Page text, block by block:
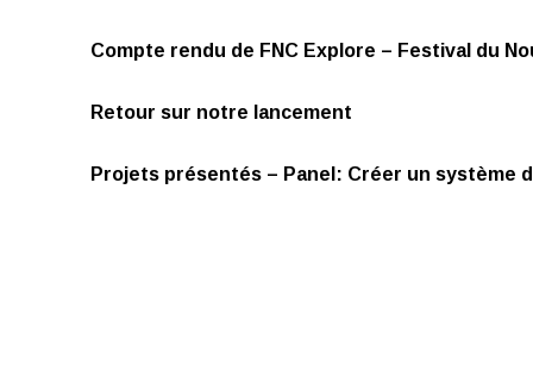
Compte rendu de FNC Explore – Festival du
Retour sur notre lancement
Projets présentés – Panel: Créer un système